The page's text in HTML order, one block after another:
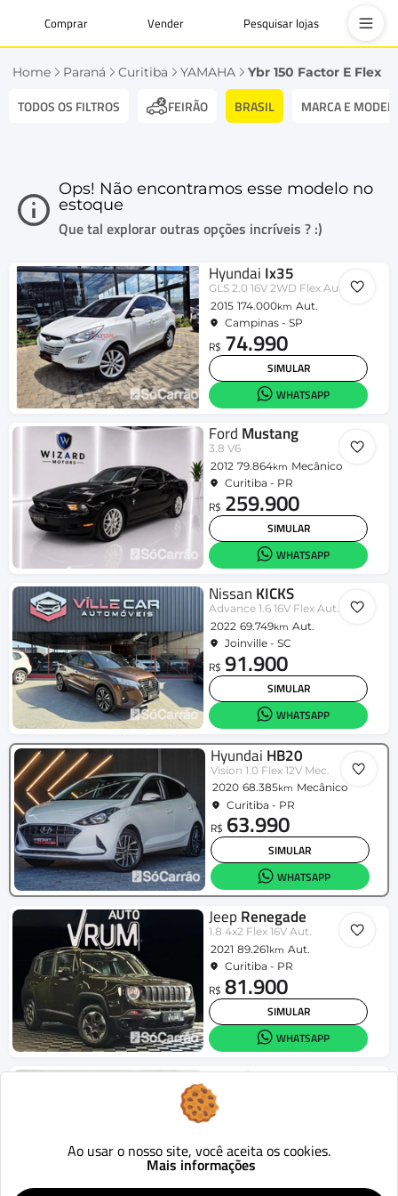
Comprar Vender Pesquisar lojas
Home Paraná Curitiba YAMAHA Ybr 150 Factor E Flex
TODOS OS FILTROS FEIRÃO BRASIL MARCA E
Ops! Não encontramos esse modelo no
estoque
Que tal explorar outras opções incríveis ? :)
Hyundai Ix35
GLS 2.0 16V 2WD Flex Aut.
2015 174.000km Aut.
Campinas - SP
R$ 74.990
SIMULAR
WHATSAPP
Ford Mustang
3.8 V6
2012 79.864km Mecânico
Curitiba - PR
R$ 259.900
SIMULAR
WHATSAPP
Nissan KICKS
Advance 1.6 16V Flex Aut.
2022 69.749km Aut.
Joinville - SC
R$ 91.900
SIMULAR
WHATSAPP
Hyundai HB20
Vision 1.0 Flex 12V Mec.
2020 68.385km Mecânico
Curitiba - PR
R$ 63.990
SIMULAR
WHATSAPP
Jeep Renegade
1.8 4x2 Flex 16V Aut.
2021 89.261km Aut.
Curitiba - PR
R$ 81.900
SIMULAR
WHATSAPP
HyundaiHR
2.5 TCI Diesel (RS/RD)
2016
R$ 112.900
Ao usar o nosso site, você aceita os cookies.
Mais informações